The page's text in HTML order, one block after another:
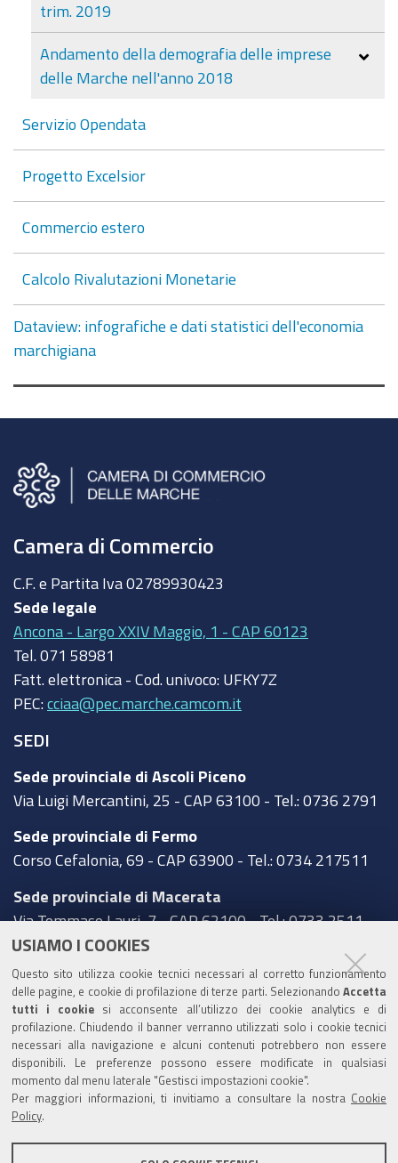
USIAMO I COOKIES
Questo sito utilizza cookie tecnici necessari al corretto funzionamento
delle pagine, e cookie di profilazione di terze parti. Selezionando Accetta
tutti i cookie si acconsente all’utilizzo dei cookie analytics e di
profilazione. Chiudendo il banner verranno utilizzati solo i cookie tecnici
necessari alla navigazione e alcuni contenuti potrebbero non essere
disponibili. Le preferenze possono essere modificate in qualsiasi
momento dal menu laterale "Gestisci impostazioni cookie".
Per maggiori informazioni, ti invitiamo a consultare la nostra Cookie
Policy
trim. 2019
Andamento della demografia delle imprese
delle Marche nell'anno 2018
Servizio Opendata
Progetto Excelsior
Commercio estero
Calcolo Rivalutazioni Monetarie
Dataview: infografiche e dati statistici dell'economia
marchigiana
Camera di Commercio
C.F. e Partita Iva 02789930423
Sede legale
Ancona - Largo XXIV Maggio, 1 - CAP 60123
Tel. 071 58981
Fatt. elettronica - Cod. univoco: UFKY7Z
PEC: cciaa@pec.marche.camcom.it
SEDI
Sede provinciale di Ascoli Piceno
Via Luigi Mercantini, 25 - CAP 63100 - Tel.: 0736 2791
Sede provinciale di Fermo
Corso Cefalonia, 69 - CAP 63900 - Tel.: 0734 217511
Sede provinciale di Macerata
Via Tommaso Lauri, 7 - CAP 62100 - Tel.: 0733 2511
Sede provinciale di Pesaro Urbino
Corso XI Settembre, 116 - CAP 61121 - Tel.: 0721
3571
TRASPARENZA
Amministrazione trasparente
Statistiche Web del sito (fonte Web Analytics Italia)
Contatti